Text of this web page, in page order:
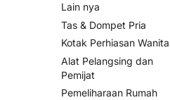
Lain nya
Tas & Dompet Pria
Kotak Perhiasan Wanita
Alat Pelangsing dan
Pemijat
Pemeliharaan Rumah